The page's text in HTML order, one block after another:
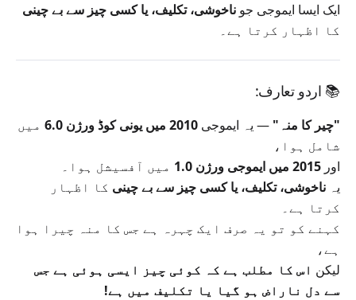
ایک ایسا ایموجی جو ناخوشی، تکلیف، یا کسی چیز سے بے چینی
کا اظہار کرتا ہے۔
📚 اردو تعارف:
"چیر کا منہ" — یہ ایموجی 2010 میں یونی کوڈ ورژن 6.0
میں
شامل ہوا،
اور 2015 میں ایموجی ورژن 1.0
میں آفسیشل ہوا۔
یہ ناخوشی، تکلیف، یا کسی چیز سے بے چینی کا اظہار
کرتا ہے۔
کہنے کو تو یہ صرف ایک چہرہ ہے جس کا منہ چیرا ہوا
ہے،
لیکن اس کا مطلب ہے کہ کوئی چیز ایسی ہوئی ہے جس
سے دل ناراض ہو گیا یا تکلیف میں ہے!